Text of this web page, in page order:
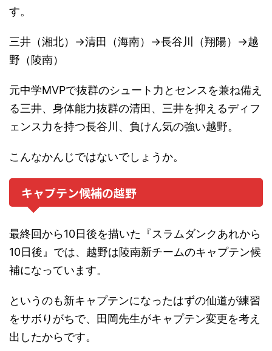
す。
三井（湘北）→清田（海南）→長谷川（翔陽）→越
野（陵南）
元中学MVPで抜群のシュート力とセンスを兼ね備え
る三井、身体能力抜群の清田、三井を抑えるディフ
ェンス力を持つ長谷川、負けん気の強い越野。
こんなかんじではないでしょうか。
キャプテン候補の越野
最終回から10日後を描いた『スラムダンクあれから
10日後』では、越野は陵南新チームのキャプテン候
補になっています。
というのも新キャプテンになったはずの仙道が練習
をサボりがちで、田岡先生がキャプテン変更を考え
出したからです。